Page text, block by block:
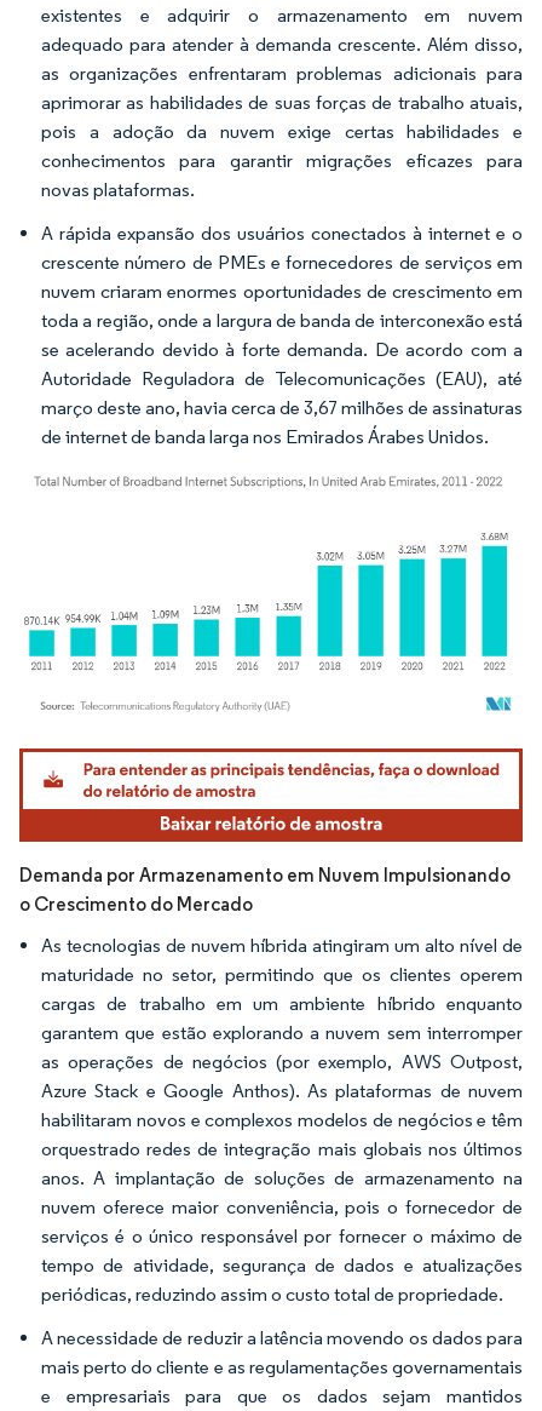
existentes e adquirir o armazenamento em nuvem
adequado para atender à demanda crescente. Além disso,
as organizações enfrentaram problemas adicionais para
aprimorar as habilidades de suas forças de trabalho atuais,
pois a adoção da nuvem exige certas habilidades e
conhecimentos para garantir migrações eficazes para
novas plataformas.
A rápida expansão dos usuários conectados à internet e o
crescente número de PMEs e fornecedores de serviços em
nuvem criaram enormes oportunidades de crescimento em
toda a região, onde a largura de banda de interconexão está
se acelerando devido à forte demanda. De acordo com a
Autoridade Reguladora de Telecomunicações (EAU), até
março deste ano, havia cerca de 3,67 milhões de assinaturas
de internet de banda larga nos Emirados Árabes Unidos.
Imagem © Mordor Intelligence. O reuso requer atribuição conforme CC BY 4.0.
Demanda por Armazenamento em Nuvem Impulsionando
o Crescimento do Mercado
As tecnologias de nuvem híbrida atingiram um alto nível de
maturidade no setor, permitindo que os clientes operem
cargas de trabalho em um ambiente híbrido enquanto
garantem que estão explorando a nuvem sem interromper
as operações de negócios (por exemplo, AWS Outpost,
Azure Stack e Google Anthos). As plataformas de nuvem
habilitaram novos e complexos modelos de negócios e têm
orquestrado redes de integração mais globais nos últimos
anos. A implantação de soluções de armazenamento na
nuvem oferece maior conveniência, pois o fornecedor de
serviços é o único responsável por fornecer o máximo de
tempo de atividade, segurança de dados e atualizações
periódicas, reduzindo assim o custo total de propriedade.
A necessidade de reduzir a latência movendo os dados para
mais perto do cliente e as regulamentações governamentais
e empresariais para que os dados sejam mantidos